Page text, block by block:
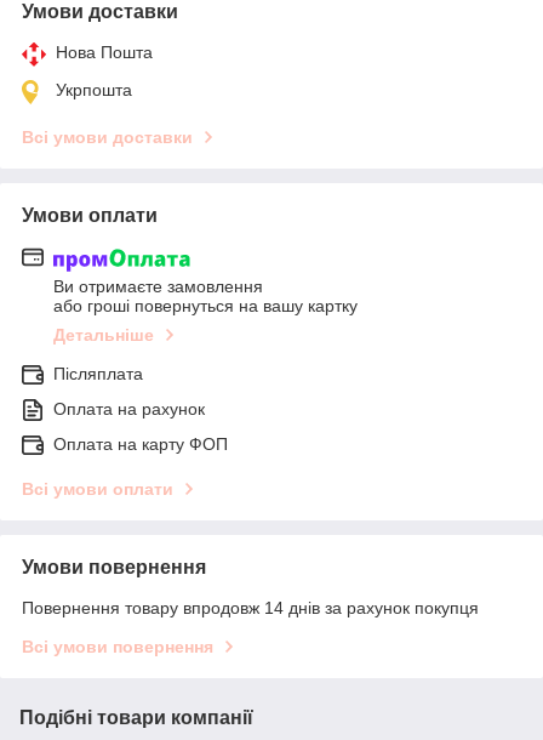
Умови доставки
Нова Пошта
Укрпошта
Всі умови доставки
Умови оплати
Ви отримаєте замовлення
або гроші повернуться на вашу картку
Детальніше
Післяплата
Оплата на рахунок
Оплата на карту ФОП
Всі умови оплати
Умови повернення
Повернення товару впродовж 14 днів за рахунок покупця
Всі умови повернення
Подібні товари компанії